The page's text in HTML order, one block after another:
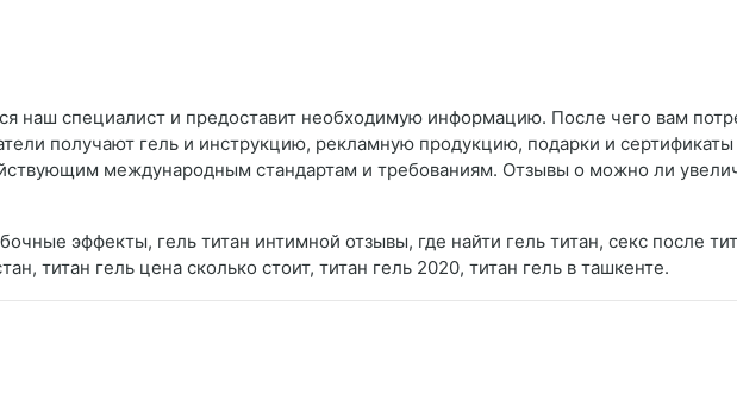
наш специалист и предоставит необходимую информацию. После чего вам
получают гель и инструкцию, рекламную продукцию, подарки и
международным стандартам и требованиям. Отзывы о можно ли
эффекты, гель титан интимной отзывы, где найти гель титан, секс после
титан гель цена сколько стоит, титан гель 2020, титан гель в ташкенте.